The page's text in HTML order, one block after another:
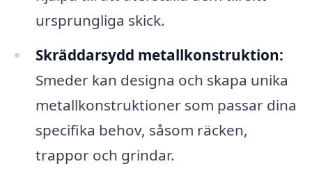
ursprungliga skick.
Skräddarsydd metallkonstruktion:
Smeder kan designa och skapa unika
metallkonstruktioner som passar dina
specifika behov, såsom räcken,
trappor och grindar.